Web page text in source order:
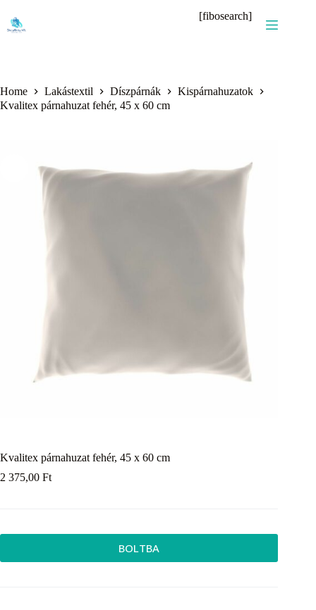
content
[fibosearch]
Home Lakástextil Díszpárnák
Kispárnahuzatok
Kvalitex párnahuzat fehér, 45 x 60 cm
Kvalitex párnahuzat fehér, 45 x 60 cm
2 375,00 Ft
BOLTBA